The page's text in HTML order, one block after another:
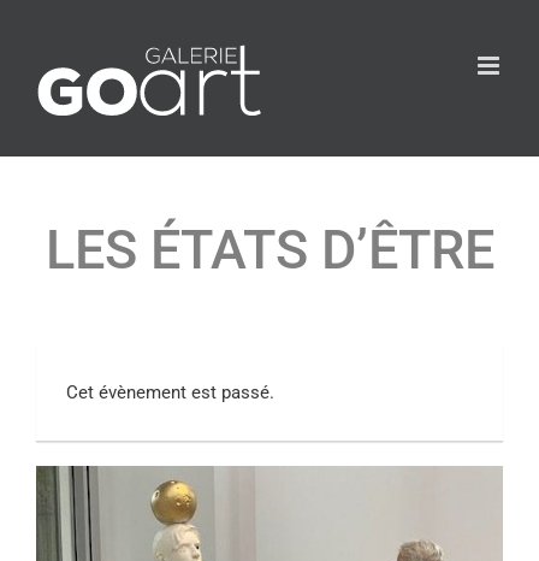
LES ÉTATS D’ÊTRE
Cet évènement est passé.